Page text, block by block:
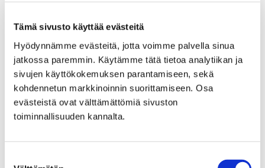
Tämä sivusto käyttää evästeitä
Hyödynnämme evästeitä, jotta voimme palvella sinua
jatkossa paremmin. Käytämme tätä tietoa analytiikan ja
sivujen käyttökokemuksen parantamiseen, sekä
kohdennetun markkinoinnin suorittamiseen. Osa
evästeistä ovat välttämättömiä sivuston
toiminnallisuuden kannalta.